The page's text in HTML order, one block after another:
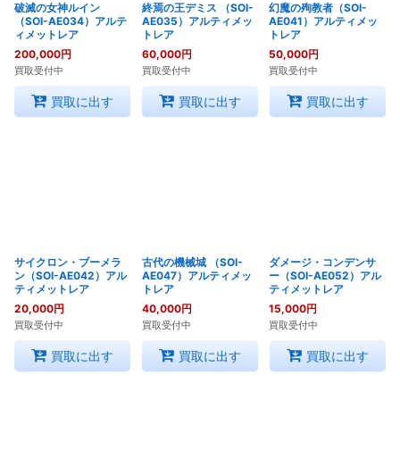
破滅の女神ルイン
（SOI-AE034）アルテ
ィメットレア
200,000円
買取受付中
買取に出す
終焉の王デミス （SOI-
AE035）アルティメッ
トレア
60,000円
買取受付中
買取に出す
幻魔の殉教者（SOI-
AE041）アルティメッ
トレア
50,000円
買取受付中
買取に出す
サイクロン・ブーメラ
ン（SOI-AE042）アル
ティメットレア
20,000円
買取受付中
買取に出す
古代の機械城 （SOI-
AE047）アルティメッ
トレア
40,000円
買取受付中
買取に出す
ダメージ・コンデンサ
ー（SOI-AE052）アル
ティメットレア
15,000円
買取受付中
買取に出す